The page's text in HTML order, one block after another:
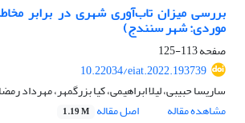
بررسی میزان تاب‌آوری شهری در برابر
موردی: شهر سنندج)
صفحه113-125
10.22034/eiat.2022.193739
ساریسا حبیبی، لیلا ابراهیمی، کیا بزرگمهر، مهرداد
مشاهده مقاله
اصل مقاله 1.19 M